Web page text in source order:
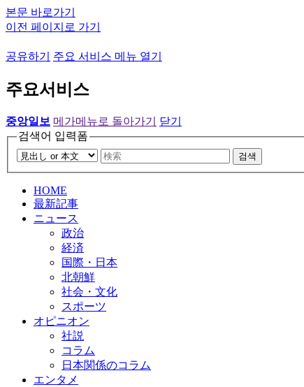
본문 바로가기
이전 페이지로 가기
공유하기 주요 서비스 메뉴 열기
주요서비스
중앙일보 메가메뉴로 돌아가기
닫기
검색어 입력폼
검색
HOME
最新記事
ニュース
政治
経済
国際・日本
北朝鮮
社会・文化
スポーツ
オピニオン
社説
コラム
日本関係のコラム
エンタメ